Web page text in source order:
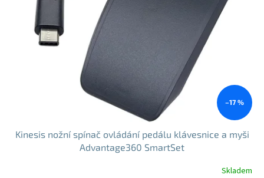
–17 %
Kinesis nožní spínač ovládání pedálu klávesnice a myši
Advantage360 SmartSet
Skladem